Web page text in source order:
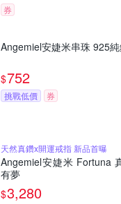
券
Angemiel安婕米串珠 925
$752
挑戰低價 券
天然真鑽x開運戒指 新品首曝
Angemiel安婕米 Fortuna
有夢
$3,280